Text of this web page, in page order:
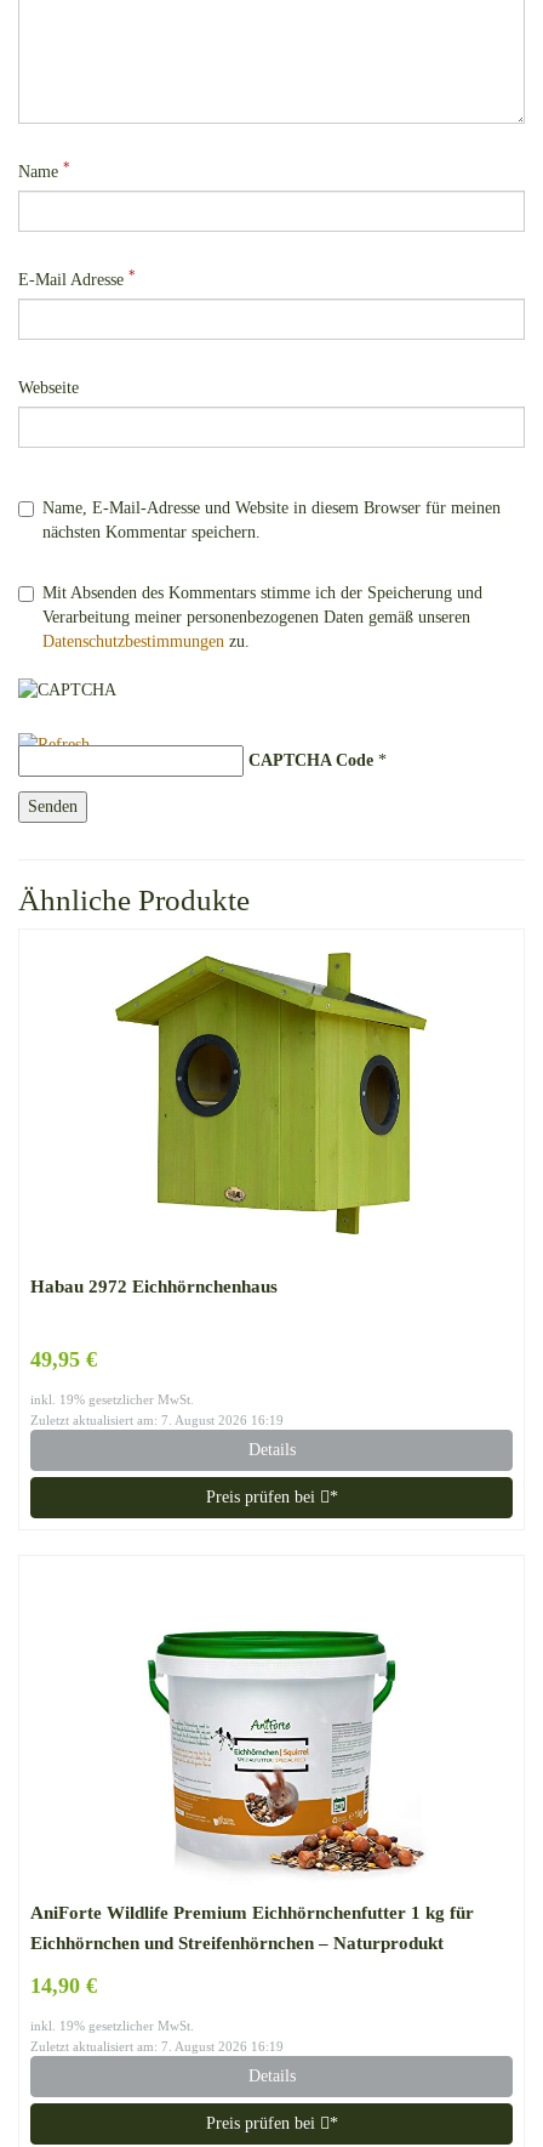
Name *
E-Mail Adresse *
Webseite
Name, E-Mail-Adresse und Website in diesem Browser für meinen
nächsten Kommentar speichern.
Mit Absenden des Kommentars stimme ich der Speicherung und
Verarbeitung meiner personenbezogenen Daten gemäß unseren
Datenschutzbestimmungen zu.
CAPTCHA Code *
Ähnliche Produkte
Habau 2972 Eichhörnchenhaus
49,95 €
inkl. 19% gesetzlicher MwSt.
Zuletzt aktualisiert am: 7. August 2026 16:19
Details
Preis prüfen bei *
AniForte Wildlife Premium Eichhörnchenfutter 1 kg für
Eichhörnchen und Streifenhörnchen – Naturprodukt
Fütterung – Unsere Spezial Futtermischung
14,90 €
inkl. 19% gesetzlicher MwSt.
Zuletzt aktualisiert am: 7. August 2026 16:19
Details
Preis prüfen bei *